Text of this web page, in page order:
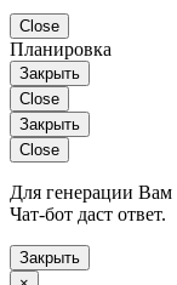
Close
Планировка
Закрыть
Close
Закрыть
Close
Для генерации Вам
Чат-бот даст ответ.
Закрыть